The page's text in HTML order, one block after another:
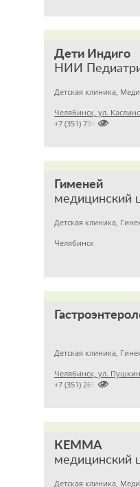
Дети Индиго
НИИ
Челябинск, ул.

+7 (351) 7345563
Гименей
медицинский
Детская клиника,
Челябинск
Детская клиника,
Челябинск, ул.

+7 (351) 2657788
КЕММА
медицинский